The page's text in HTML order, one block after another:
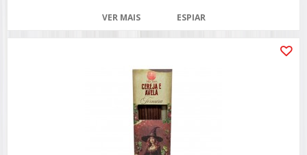
VER MAIS ESPIAR